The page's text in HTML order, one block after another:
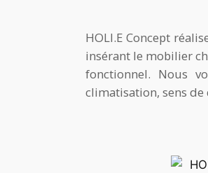
HOLI.E Concept
insérant le mobilier
fonctionnel. Nous
climatisation, sens